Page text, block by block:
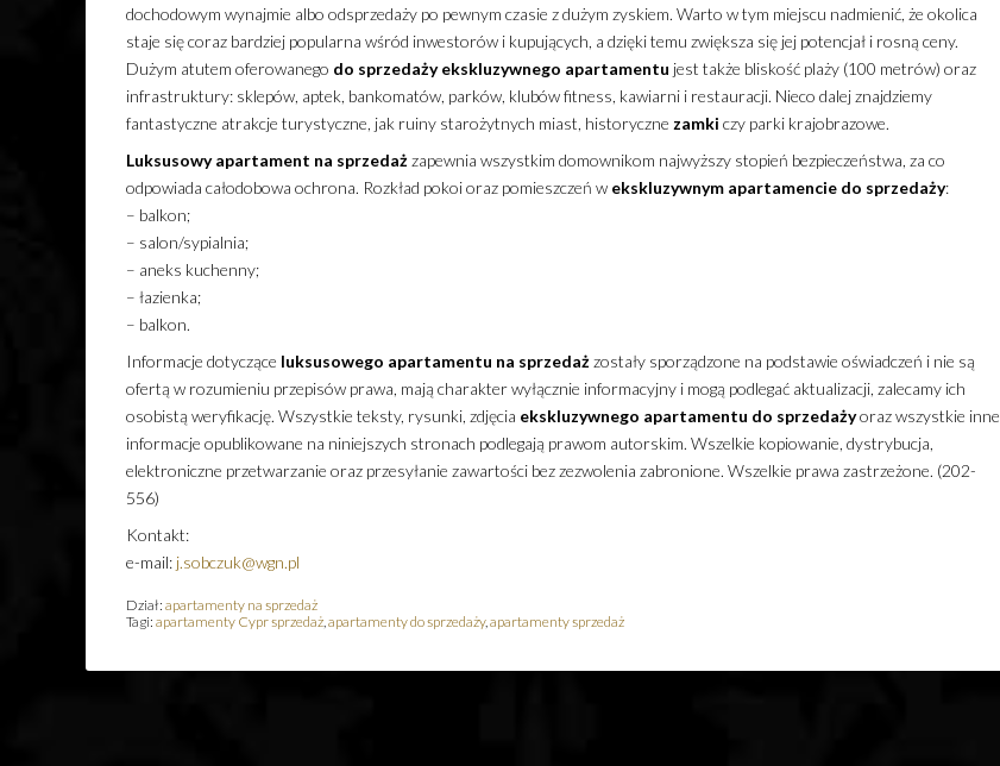
dochodowym wynajmie albo odsprzedaży po pewnym czasie z dużym zyskiem. Warto w tym miejscu nadmienić, że okolica
staje się coraz bardziej popularna wśród inwestorów i kupujących, a dzięki temu zwiększa się jej potencjał i rosną ceny.
Dużym atutem oferowanego do sprzedaży ekskluzywnego apartamentu jest także bliskość plaży (100 metrów) oraz
infrastruktury: sklepów, aptek, bankomatów, parków, klubów fitness, kawiarni i restauracji. Nieco dalej znajdziemy
fantastyczne atrakcje turystyczne, jak ruiny starożytnych miast, historyczne zamki czy parki krajobrazowe.
Luksusowy apartament na sprzedażzapewnia wszystkim domownikom najwyższy stopień bezpieczeństwa, za co
odpowiada całodobowa ochrona. Rozkład pokoi oraz pomieszczeń w ekskluzywnym apartamencie do sprzedaży:
– balkon;
– salon/sypialnia;
– aneks kuchenny;
– łazienka;
– balkon.
Informacje dotyczące luksusowego apartamentu na sprzedażzostały sporządzone na podstawie oświadczeń i nie są
ofertą w rozumieniu przepisów prawa, mają charakter wyłącznie informacyjny i mogą podlegać aktualizacji, zalecamy ich
osobistą weryfikację. Wszystkie teksty, rysunki, zdjęcia ekskluzywnego apartamentu do sprzedażyoraz wszystkie inne
informacje opublikowane na niniejszych stronach podlegają prawom autorskim. Wszelkie kopiowanie, dystrybucja,
elektroniczne przetwarzanie oraz przesyłanie zawartości bez zezwolenia zabronione. Wszelkie prawa zastrzeżone. (202-
556)
Kontakt:
e-mail: j.sobczuk@wgn.pl
Dział: apartamenty na sprzedaż
Tagi: apartamenty Cypr sprzedaż,apartamenty do sprzedaży,apartamenty sprzedaż